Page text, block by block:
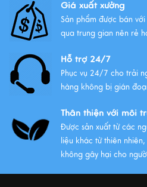
Giá xuất xưởng
Sản phẩm được bán
qua trung gian nên rẻ
Hỗ trợ 24/7
Phục vụ 24/7 cho trải
hàng không bị gián
Thân thiện với môi
Được sản xuất từ các
liệu khác từ thiên
không gây hại cho